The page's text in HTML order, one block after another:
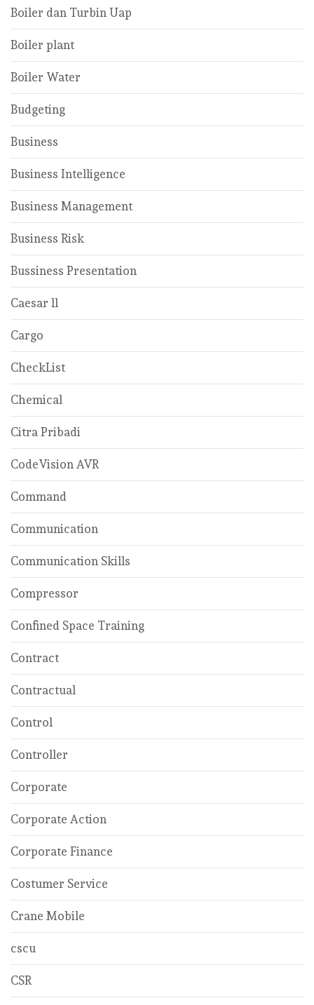
Boiler dan Turbin Uap
Boiler plant
Boiler Water
Budgeting
Business
Business Intelligence
Business Management
Business Risk
Bussiness Presentation
Caesar ll
Cargo
CheckList
Chemical
Citra Pribadi
CodeVision AVR
Command
Communication
Communication Skills
Compressor
Confined Space Training
Contract
Contractual
Control
Controller
Corporate
Corporate Action
Corporate Finance
Costumer Service
Crane Mobile
cscu
CSR